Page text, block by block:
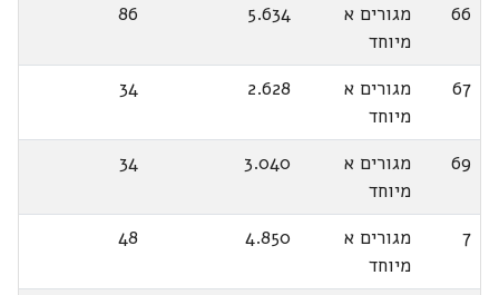
66
מגורים א
מיוחד
5.634
86
67
מגורים א
מיוחד
2.628
34
69
מגורים א
מיוחד
3.040
34
7
מגורים א
מיוחד
4.850
48